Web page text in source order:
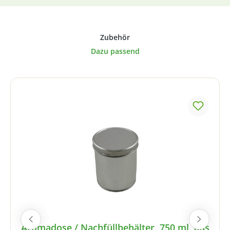
Produktgalerie überspringen
Aromadose / Nachfüllbehälter, 750 ml, aus